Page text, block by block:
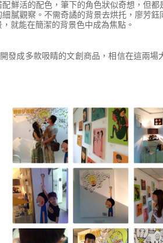
鮮活的配色，筆下的角色狀似奇想，但
膩觀察。不需奇譎的背景去烘托，廖芳
就能在簡潔的背景色中成為焦點。
發成多款吸睛的文創商品，相信在這兩場